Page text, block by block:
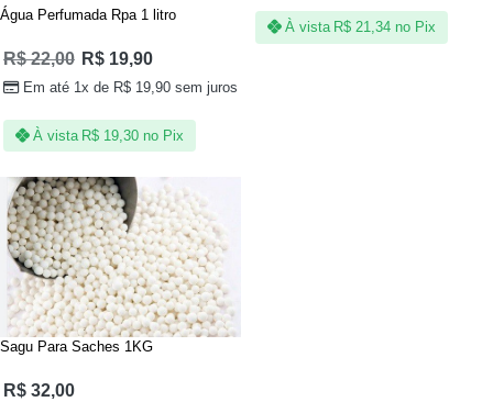
Água Perfumada Rpa 1 litro
R$22,00 R$ 19,90
Em até 1x de R$ 19,90 sem juros
À vista R$ 19,30 no Pix
À vista R$ 21,34 no Pix
Sagu Para Saches 1KG
R$32,00